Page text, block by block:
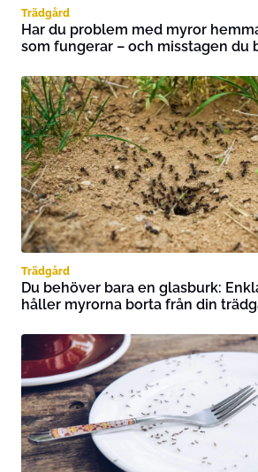
Trädgård
Har du problem med myror
som fungerar – och misstagen du
Trädgård
Du behöver bara en glasburk:
håller myrorna borta från din